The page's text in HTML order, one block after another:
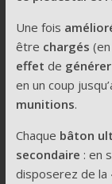
Une fois
être chargés
effet de
en un coup
munitions.
Chaque bâton
secondaire : en
disposerez de la